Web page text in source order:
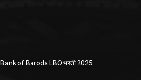
Bank of Baroda LBO भरती 2025